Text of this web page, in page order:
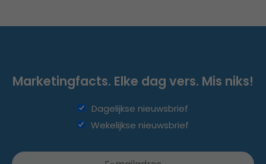
Marketingfacts. Elke dag vers. Mis niks!
Dagelijkse nieuwsbrief
Wekelijkse nieuwsbrief